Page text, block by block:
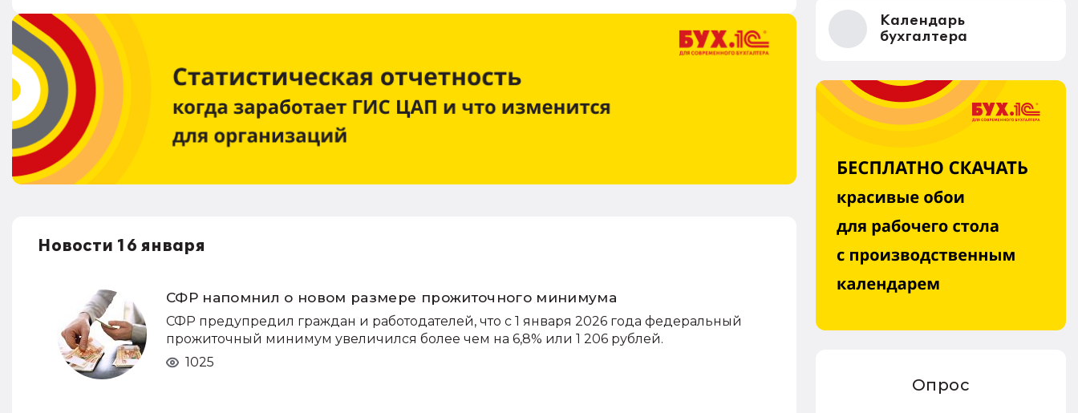
Новости 16 января
СФР напомнил о новом размере прожиточного минимума
СФР предупредил граждан и работодателей, что с 1 января 2026 года федеральный
прожиточный минимум увеличился более чем на 6,8% или 1 206 рублей.
1025
Календарь
бухгалтера
Опрос